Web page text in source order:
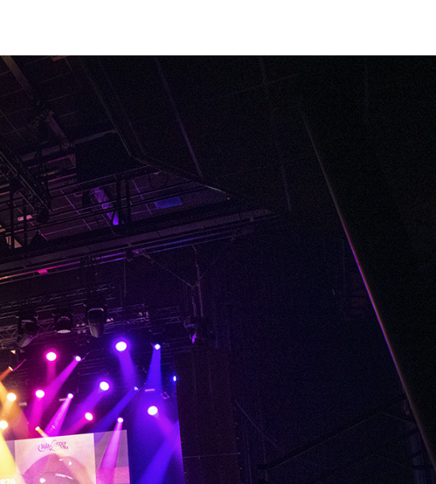
sed blandit acp retium facilisis
dolor. Lorem ipsum dolor sit amet,
adipis cin elit.